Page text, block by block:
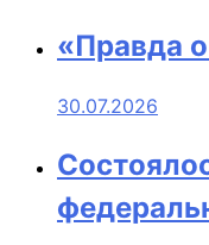
«Правда
30.07.2026